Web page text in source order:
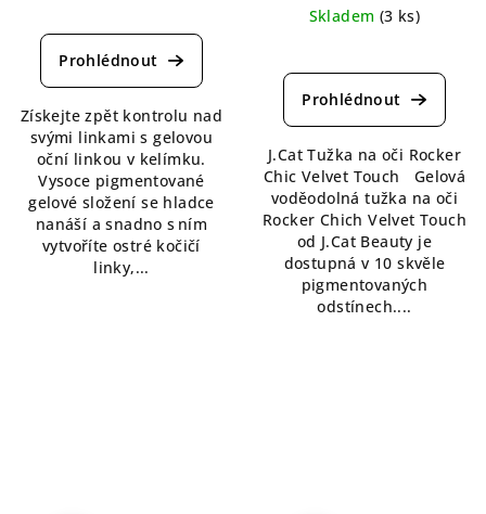
hodnocení
produktu
z
5
hvězdiček.
Získejte zpět kontrolu nad
svými linkami s gelovou
oční linkou v kelímku.
Vysoce pigmentované
gelové složení se hladce
nanáší a snadno s ním
vytvoříte ostré kočičí
linky,...
Skladem (3 ks)
hodnocení
produktu
z
5
hvězdiček.
J.Cat Tužka na oči Rocker
Chic Velvet Touch Gelová
voděodolná tužka na oči
Rocker Chich Velvet Touch
od J.Cat Beauty je
dostupná v 10 skvěle
pigmentovaných
odstínech....